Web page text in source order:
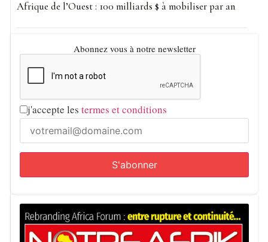
Afrique de l’Ouest : 100 milliards $ à mobiliser par an
Abonnez vous à notre newsletter
j'accepte les termes et conditions